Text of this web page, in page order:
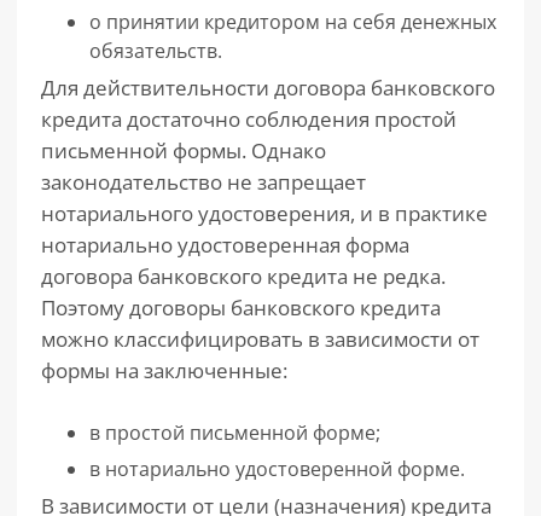
о принятии кредитором на себя денежных
обязательств.
Для действительности договора банковского
кредита достаточно соблюдения простой
письменной формы. Однако
законодательство не запрещает
нотариального удостоверения, и в практике
нотариально удостоверенная форма
договора банковского кредита не редка.
Поэтому договоры банковского кредита
можно классифицировать в зависимости от
формы на заключенные:
в простой письменной форме;
в нотариально удостоверенной форме.
В зависимости от цели (назначения) кредита